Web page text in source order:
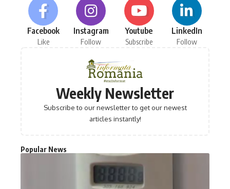
Facebook
Like
Instagram
Follow
Youtube
Subscribe
LinkedIn
Follow
Weekly Newsletter
Subscribe to our newsletter to get our newest
articles instantly!
Popular News